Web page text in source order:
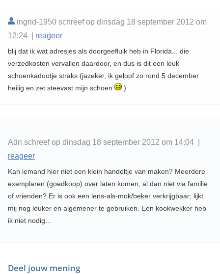
ingrid-1950 schreef op dinsdag 18 september 2012 om
12:24 | reageer
blij dat ik wat adresjes als doorgeefluik heb in Florida... die
verzedkosten vervallen daardoor, en dus is dit een leuk
schoenkadootje straks (jazeker, ik geloof zo rond 5 december
heilig en zet steevast mijn schoen
)
Adri schreef op dinsdag 18 september 2012 om 14:04 |
reageer
Kan iemand hier niet een klein handeltje van maken? Meerdere
exemplaren (goedkoop) over laten komen, al dan niet via familie
of vrienden? Er is ook een lens-als-mok/beker verkrijgbaar; lijkt
mij nog leuker en algemener te gebruiken. Een kookwekker heb
ik niet nodig...
Deel jouw mening